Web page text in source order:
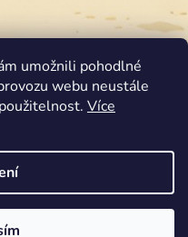
umožnili pohodlné
webu neustále
Více